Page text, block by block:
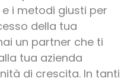
i metodi giusti per
della tua
un partner che ti
tua azienda
di crescita. In tanti